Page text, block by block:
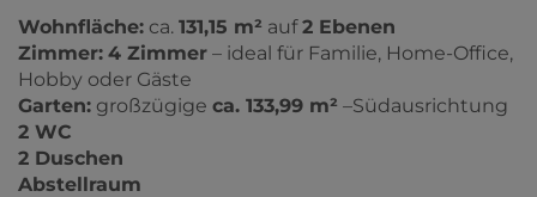
Wohnfläche: ca. 131,15 m² auf2 Ebenen
Zimmer: 4 Zimmer – ideal für Familie, Home-Office,
Hobby oder Gäste
Garten: großzügige ca. 133,99 m² –Südausrichtung
2 WC
2 Duschen
Abstellraum